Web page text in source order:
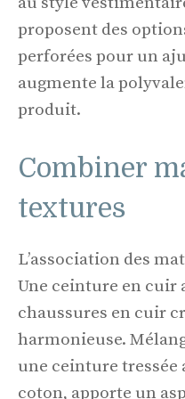
proposent des
perforées pour un
augmente la
produit.
Combiner
textures
L’association des
Une ceinture en cuir
chaussures en cuir
harmonieuse.
une ceinture tressée
coton, apporte un